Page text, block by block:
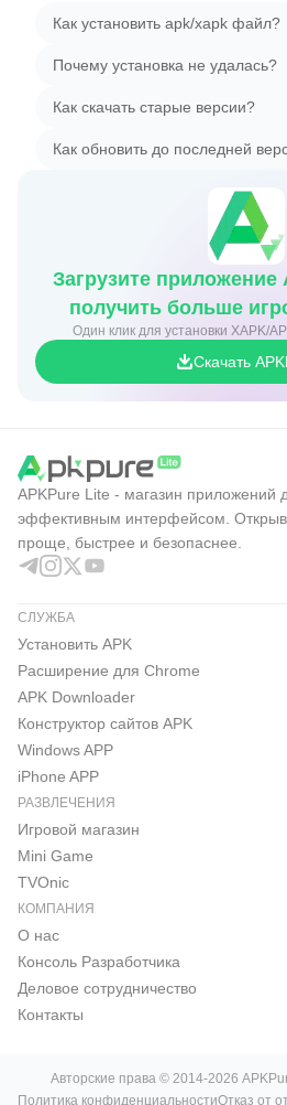
Как установить apk/xapk файл?
Почему установка не удалась?
Как скачать старые версии?
Как обновить до последней
Загрузите приложение
получить больше
скидок
Один клик для установки XAPK/
Скачать
APKPure Lite - магазин приложений
эффективным интерфейсом.
проще, быстрее и безопаснее.
СЛУЖБА
Установить APK
Расширение для Chrome
APK Downloader
Конструктор сайтов APK
Windows APP
iPhone APP
РАЗВЛЕЧЕНИЯ
Игровой магазин
Mini Game
TVOnic
КОМПАНИЯ
О нас
Консоль Pазработчика
Деловое сотрудничество
Контакты
Авторские права © 2014-2026
Политика конфиденциальностиОтказ от